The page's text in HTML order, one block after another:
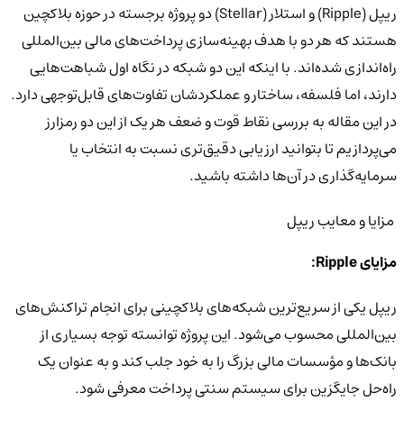
ریپل (Ripple) و استلار (Stellar) دو پروژه برجسته در حوزه بلاکچین
هستند که هر دو با هدف بهینه‌سازی پرداخت‌های مالی بین‌المللی
راه‌اندازی شده‌اند. با اینکه این دو شبکه در نگاه اول شباهت‌هایی
دارند، اما فلسفه، ساختار و عملکردشان تفاوت‌های قابل‌توجهی دارد.
در این مقاله به بررسی نقاط قوت و ضعف هر یک از این دو رمزارز
می‌پردازیم تا بتوانید ارزیابی دقیق‌تری نسبت به انتخاب یا
سرمایه‌گذاری در آن‌ها داشته باشید.
مزایا و معایب ریپل
مزایای Ripple:
ریپل یکی از سریع‌ترین شبکه‌های بلاکچینی برای انجام تراکنش‌های
بین‌المللی محسوب می‌شود. این پروژه توانسته توجه بسیاری از
بانک‌ها و مؤسسات مالی بزرگ را به خود جلب کند و به عنوان یک
راه‌حل جایگزین برای سیستم سنتی پرداخت معرفی شود.